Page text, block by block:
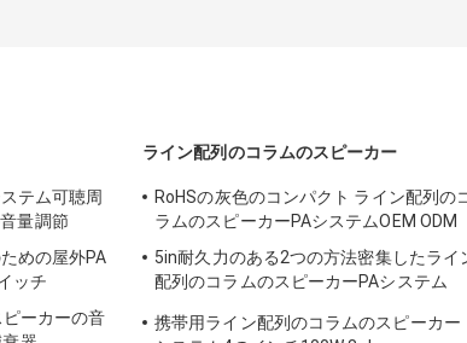
テム可聴周
量調節
めの屋外PA
ッチ
ピーカーの音
ライン配列のコラムのスピーカー
RoHSの灰色のコンパクト ライン配列の
ラムのスピーカーPAシステムOEM ODM
5in耐久力のある2つの方法密集したライ
配列のコラムのスピーカーPAシステム
携帯用ライン配列のコラムのスピーカー